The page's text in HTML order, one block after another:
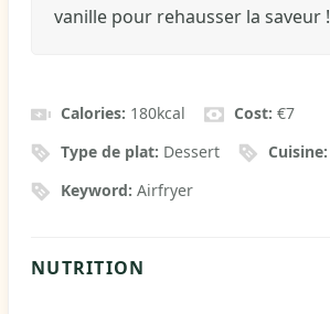
vanille pour rehausser la saveur !
Calories: 180kcal Cost:€7
Type de plat: Dessert Cuisine:
Keyword:Airfryer
NUTRITION